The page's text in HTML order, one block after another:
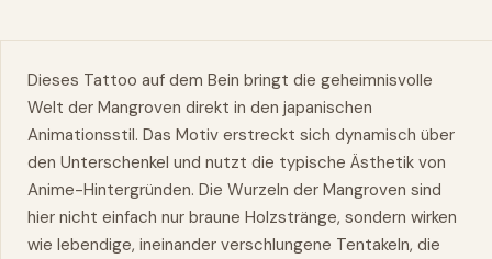
Dieses Tattoo auf dem Bein bringt die geheimnisvolle
Welt der Mangroven direkt in den japanischen
Animationsstil. Das Motiv erstreckt sich dynamisch über
den Unterschenkel und nutzt die typische Ästhetik von
Anime-Hintergründen. Die Wurzeln der Mangroven sind
hier nicht einfach nur braune Holzstränge, sondern wirken
wie lebendige, ineinander verschlungene Tentakeln, die